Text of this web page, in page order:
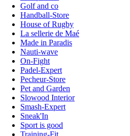
Golf and co
Handball-Store
House of Rugby
La sellerie de Maé
Made in Paradis
Nauti-wave
On-Fight
Padel-Expert
Pecheur-Store
Pet and Garden
Slowood Interior
Smash-Expert
Sneak'In
Sport is good
Training-Fit